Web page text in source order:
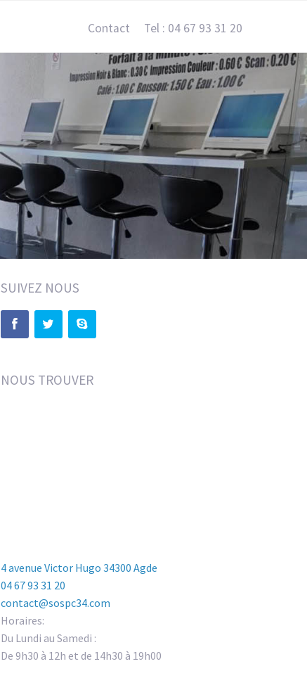
Contact Tel : 04 67 93 31 20
SUIVEZ NOUS
NOUS TROUVER
4 avenue Victor Hugo 34300 Agde
04 67 93 31 20
contact@sospc34.com
Horaires:
Du Lundi au Samedi :
De 9h30 à 12h et de 14h30 à 19h00